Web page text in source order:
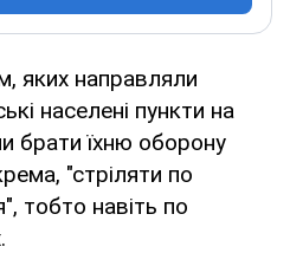
яких направляли
населені пункти на
брати їхню оборону
"стріляти по
тобто навіть по